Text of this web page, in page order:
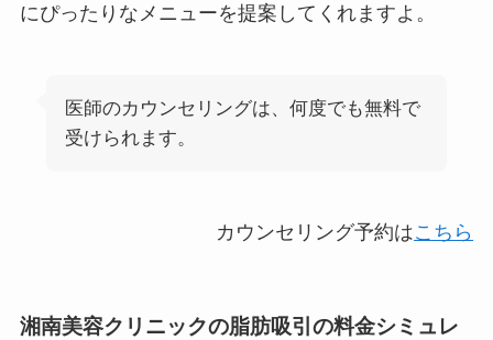
にぴったりなメニューを提案してくれますよ。
医師のカウンセリングは、何度でも無料で
受けられます。
カウンセリング予約はこちら
湘南美容クリニックの脂肪吸引の料金シミュレ